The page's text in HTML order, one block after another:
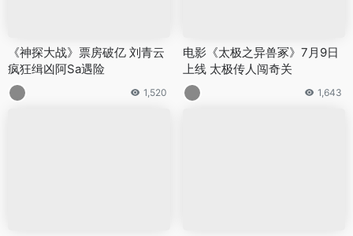
《神探大战》票房破亿 刘青云
疯狂缉凶阿Sa遇险
1,520
电影《太极之异兽冢》7月9日
上线 太极传人闯奇关
1,643